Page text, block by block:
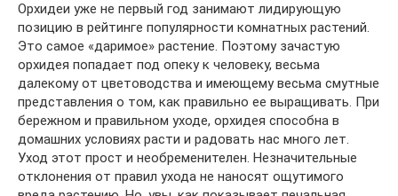
Орхидеи уже не первый год занимают лидирующую
позицию в рейтинге популярности комнатных растений.
Это самое «даримое» растение. Поэтому зачастую
орхидея попадает под опеку к человеку, весьма
далекому от цветоводства и имеющему весьма смутные
представления о том, как правильно ее выращивать. При
бережном и правильном уходе, орхидея способна в
домашних условиях расти и радовать нас много лет.
Уход этот прост и необременителен. Незначительные
отклонения от правил ухода не наносят ощутимого